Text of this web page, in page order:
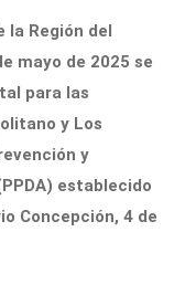
la Región del
mayo de 2025 se
para las
y Los
y
establecido
Concepción, 4 de